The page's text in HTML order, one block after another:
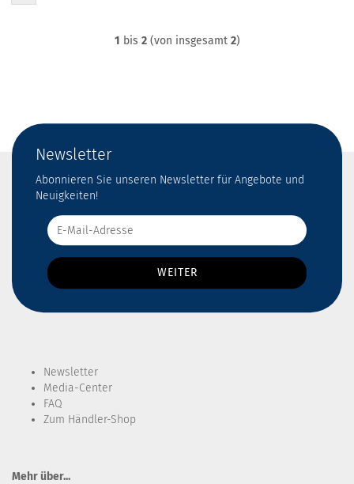
1 bis 2(von insgesamt 2)
Newsletter
Abonnieren Sie unseren Newsletter für Angebote und
Neuigkeiten!
Newsletter
Media-Center
FAQ
Zum Händler-Shop
Mehr über...